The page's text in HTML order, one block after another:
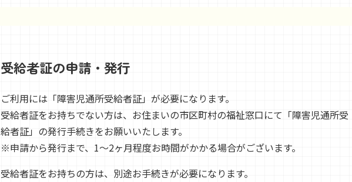
受給者証の申請・発行
ご利用には「障害児通所受給者証」が必要になります。
受給者証をお持ちでない方は、お住まいの市区町村の福祉窓口にて「障害児通所受
給者証」の発行手続きをお願いいたします。
※申請から発行まで、1～2ヶ月程度お時間がかかる場合がございます。
受給者証をお持ちの方は、別途お手続きが必要になります。